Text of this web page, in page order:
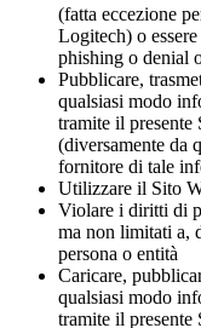
(fatta eccezione
Logitech) o
phishing o denial
Pubblicare,
qualsiasi modo
tramite il presente
(diversamente da
fornitore di tale
Utilizzare il Sito
Violare i diritti di
ma non limitati a,
persona o entità
Caricare,
qualsiasi modo
tramite il